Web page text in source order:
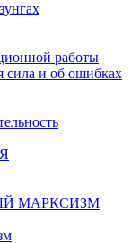
работы
сила и об ошибках
МАРКСИЗМ